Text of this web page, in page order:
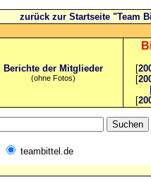
zurück zur Startseite "Team
Berichte der Mitglieder
(ohne Fotos)
[
[
[
teambittel.de